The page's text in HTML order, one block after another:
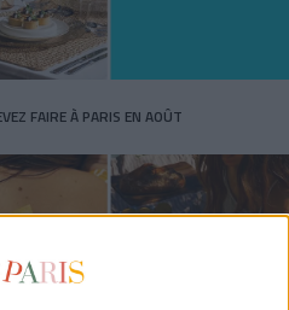
FAIRE À PARIS EN AOÛT